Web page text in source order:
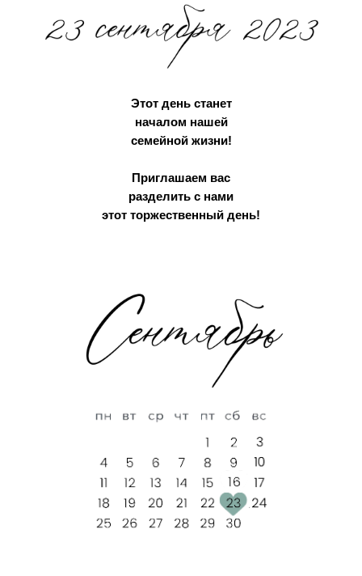
Этот день станет
началом нашей
семейной жизни!
Приглашаем вас
разделить с нами
этот торжественный день!